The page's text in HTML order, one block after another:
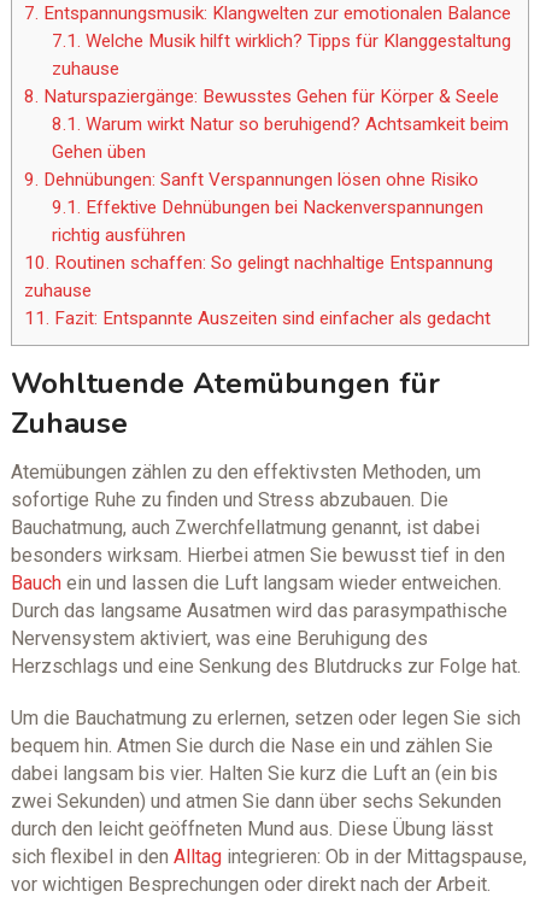
7. Entspannungsmusik: Klangwelten zur emotionalen Balance
7.1. Welche Musik hilft wirklich? Tipps für Klanggestaltung
zuhause
8. Naturspaziergänge: Bewusstes Gehen für Körper & Seele
8.1. Warum wirkt Natur so beruhigend? Achtsamkeit beim
Gehen üben
9. Dehnübungen: Sanft Verspannungen lösen ohne Risiko
9.1. Effektive Dehnübungen bei Nackenverspannungen
richtig ausführen
10. Routinen schaffen: So gelingt nachhaltige Entspannung
zuhause
11. Fazit: Entspannte Auszeiten sind einfacher als gedacht
Wohltuende Atemübungen für
Zuhause
Atemübungen zählen zu den effektivsten Methoden, um
sofortige Ruhe zu finden und Stress abzubauen. Die
Bauchatmung, auch Zwerchfellatmung genannt, ist dabei
besonders wirksam. Hierbei atmen Sie bewusst tief in den
Bauchein und lassen die Luft langsam wieder entweichen.
Durch das langsame Ausatmen wird das parasympathische
Nervensystem aktiviert, was eine Beruhigung des
Herzschlags und eine Senkung des Blutdrucks zur Folge hat.
Um die Bauchatmung zu erlernen, setzen oder legen Sie sich
bequem hin. Atmen Sie durch die Nase ein und zählen Sie
dabei langsam bis vier. Halten Sie kurz die Luft an (ein bis
zwei Sekunden) und atmen Sie dann über sechs Sekunden
durch den leicht geöffneten Mund aus. Diese Übung lässt
sich flexibel in den Alltagintegrieren: Ob in der Mittagspause,
vor wichtigen Besprechungen oder direkt nach der Arbeit.